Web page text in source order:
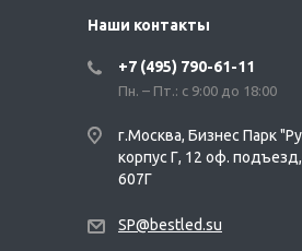
Наши контакты
+7 (495) 790-61-11
Пн. – Пт.: с 9:00 до 18:00
г.Москва, Бизнес Парк
корпус Г, 12 оф.
607Г
SP@bestled.su